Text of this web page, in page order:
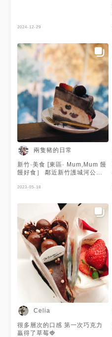
2024-12-29
兩隻豬的日常
新竹·美食 [東區· Mum,Mum 饅
饅好食］ 鄰近新竹護城河公園
拍照打卡 峇里島度假風還有露
劑 反式脂肪OUT、不冷凍保存
果 🔆黑櫻桃苦甜厚黑巧 🔆藍莓
優格乳酪 🔆野莓優格馬斯卡邦
🔆香蕉橙香苦甜黑巧 🔆荔枝葡
萄柚伯爵香緹 🔆法國香緹水果
🔆白葡萄雙餡 🔆提拉米蘇
🔆OREO拿鐵草莓或櫻桃 🔆滿
滿抹茶拿鐵 🔆雙果疊疊千層蛋
莎巧克力 ❤️季節短期限定 🔆饅
饅滿滿草莓蛋糕 🔆伯爵香緹法
蓮 🔆紅茶香緹草莓 🔆紅寶石莓
果芙蓮 🔆伯爵玫莓 🍓東方美人
茶 獨特的果香甜味 不過喝到最
後有一點澀 個人沒有很喜歡 🍓
2023-05-18
Celia
很多層次的口感 第一次巧克力
贏得了草莓🍓